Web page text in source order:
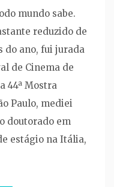
mundo sabe.
reduzido de
do ano, fui jurada
de Cinema de
44ª Mostra
Paulo, mediei
doutorado em
estágio na Itália,